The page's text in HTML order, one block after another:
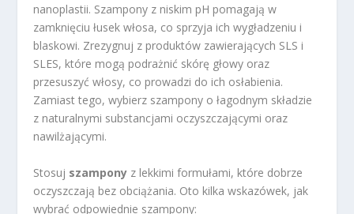
nanoplastii. Szampony z niskim pH pomagają w
zamknięciu łusek włosa, co sprzyja ich wygładzeniu i
blaskowi. Zrezygnuj z produktów zawierających SLS i
SLES, które mogą podrażnić skórę głowy oraz
przesuszyć włosy, co prowadzi do ich osłabienia.
Zamiast tego, wybierz szampony o łagodnym składzie
z naturalnymi substancjami oczyszczającymi oraz
nawilżającymi.
Stosuj szampony z lekkimi formułami, które dobrze
oczyszczają bez obciążania. Oto kilka wskazówek, jak
wybrać odpowiednie szampony: